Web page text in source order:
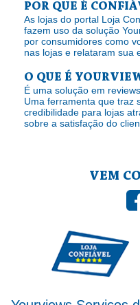
POR QUE É
As lojas do portal Loja
fazem uso da solução
por consumidores como
nas lojas e relataram sua
O QUE É
É uma solução em
Uma ferramenta que traz
credibilidade para lojas
sobre a satisfação do
VEM